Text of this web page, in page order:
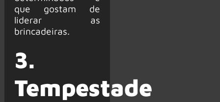
que gostam de
liderar as
brincadeiras.
3.
Tempestade